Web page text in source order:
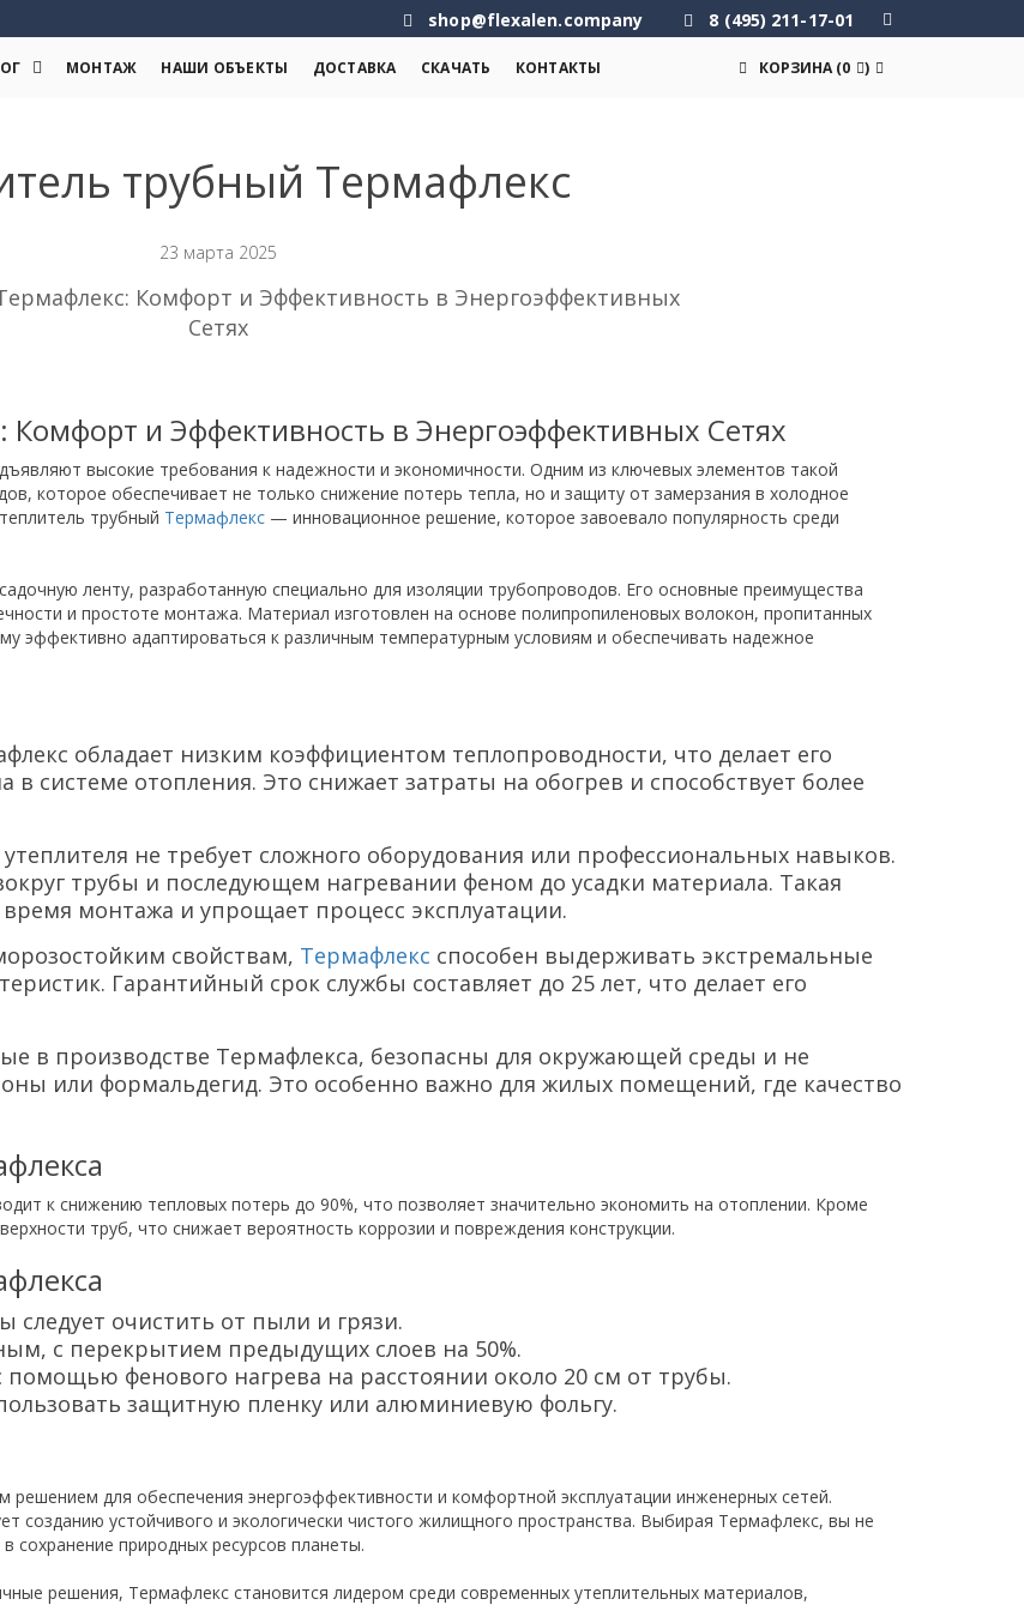
shop@flexalen.company 8 (495) 211-17-01
МОНТАЖ НАШИ ОБЪЕКТЫ ДОСТАВКА СКАЧАТЬ КОНТАКТЫ КОРЗИНА (0 )
трубный Термафлекс
23 марта 2025
Комфорт и Эффективность в Энергоэффективных
Сетях
и Эффективность в Энергоэффективных Сетях
высокие требования к надежности и экономичности. Одним из ключевых элементов такой
которое обеспечивает не только снижение потерь тепла, но и защиту от замерзания в холодное
трубный Термафлекс — инновационное решение, которое завоевало популярность среди
ленту, разработанную специально для изоляции трубопроводов. Его основные преимущества
и простоте монтажа. Материал изготовлен на основе полипропиленовых волокон, пропитанных
эффективно адаптироваться к различным температурным условиям и обеспечивать надежное
обладает низким коэффициентом теплопроводности, что делает его
системе отопления. Это снижает затраты на обогрев и способствует более
не требует сложного оборудования или профессиональных навыков.
трубы и последующем нагревании феном до усадки материала. Такая
монтажа и упрощает процесс эксплуатации.
свойствам, Термафлекс способен выдерживать экстремальные
Гарантийный срок службы составляет до 25 лет, что делает его
в производстве Термафлекса, безопасны для окружающей среды и не
или формальдегид. Это особенно важно для жилых помещений, где качество
к снижению тепловых потерь до 90%, что позволяет значительно экономить на отоплении. Кроме
труб, что снижает вероятность коррозии и повреждения конструкции.
следует очистить от пыли и грязи.
с перекрытием предыдущих слоев на 50%.
помощью фенового нагрева на расстоянии около 20 см от трубы.
защитную пленку или алюминиевую фольгу.
решением для обеспечения энергоэффективности и комфортной эксплуатации инженерных сетей.
созданию устойчивого и экологически чистого жилищного пространства. Выбирая Термафлекс, вы не
сохранение природных ресурсов планеты.
решения, Термафлекс становится лидером среди современных утеплительных материалов,